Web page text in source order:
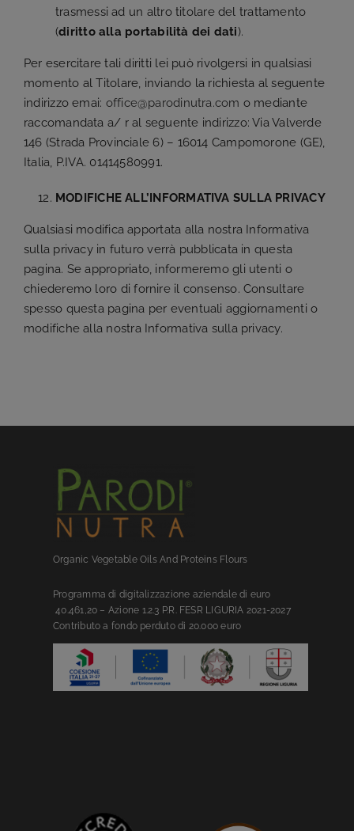
trasmessi ad un altro titolare del trattamento
(diritto alla portabilità dei dati).
Per esercitare tali diritti lei può rivolgersi in qualsiasi
momento al Titolare, inviando la richiesta al seguente
indirizzo emai: office@parodinutra.com o mediante
raccomandata a/ r al seguente indirizzo: Via Valverde
146 (Strada Provinciale 6) – 16014 Campomorone (GE),
Italia, P.IVA. 01414580991.
MODIFICHE ALL’INFORMATIVA SULLA PRIVACY
Qualsiasi modifica apportata alla nostra Informativa
sulla privacy in futuro verrà pubblicata in questa
pagina. Se appropriato, informeremo gli utenti o
chiederemo loro di fornire il consenso. Consultare
spesso questa pagina per eventuali aggiornamenti o
modifiche alla nostra Informativa sulla privacy.
Organic Vegetable Oils And Proteins Flours
Programma di digitalizzazione aziendale di euro
40.461,20 – Azione 1.2.3 P.R. FESR LIGURIA 2021-2027
Contributoa fondo perdutodi 20.000 euro